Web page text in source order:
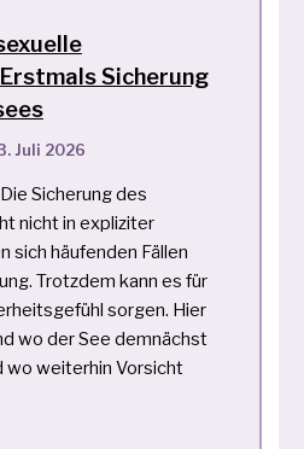
Sicherung
Juli 2026
Sicherung des
nicht in expliziter
sich häufenden Fällen
Trotzdem kann es für
sorgen. Hier
wo der See demnächst
wo weiterhin Vorsicht